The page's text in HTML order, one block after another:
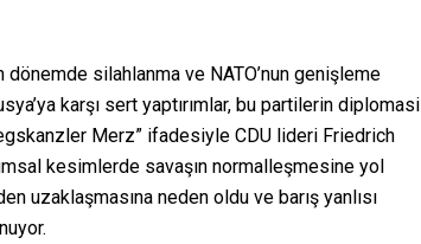
silahlanma ve NATO’nun genişleme
karşı sert yaptırımlar, bu partilerin diplomasi
Merz” ifadesiyle CDU lideri Friedrich
kesimlerde savaşın normalleşmesine yol
uzaklaşmasına neden oldu ve barış yanlısı